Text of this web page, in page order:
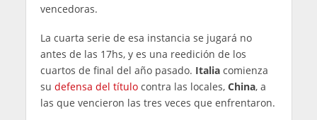
vencedoras.
La cuarta serie de esa instancia se jugará no
antes de las 17hs, y es una reedición de los
cuartos de final del año pasado. Italiacomienza
su defensa del títulocontra las locales, China, a
las que vencieron las tres veces que enfrentaron.